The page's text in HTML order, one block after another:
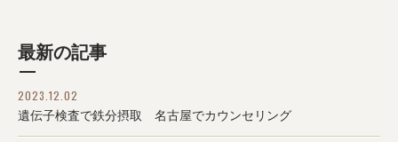
最新の記事
2023.12.02
遺伝子検査で鉄分摂取 名古屋でカウンセリング